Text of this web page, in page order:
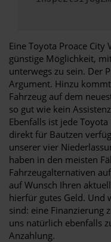
Eine Toyota Proace City
günstige Möglichkeit,
unterwegs zu sein. Der
Argument. Hinzu
Fahrzeug auf dem
so gut wie kein
Ebenfalls ist jede Toyota
direkt für Bautzen
unserer vier
haben in den meisten
Fahrzeugalternativen
auf Wunsch Ihren
hierfür gutes Geld. Und
sind: eine Finanzierung
uns natürlich ebenfalls
Anzahlung.